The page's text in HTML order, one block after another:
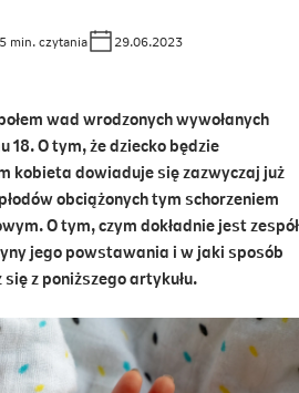
5 min. czytania
29.06.2023
wad wrodzonych wywołanych
18. O tym, że dziecko będzie
kobieta dowiaduje się zazwyczaj już
obciążonych tym schorzeniem
O tym, czym dokładnie jest zespół
jego powstawania i w jaki sposób
z poniższego artykułu.